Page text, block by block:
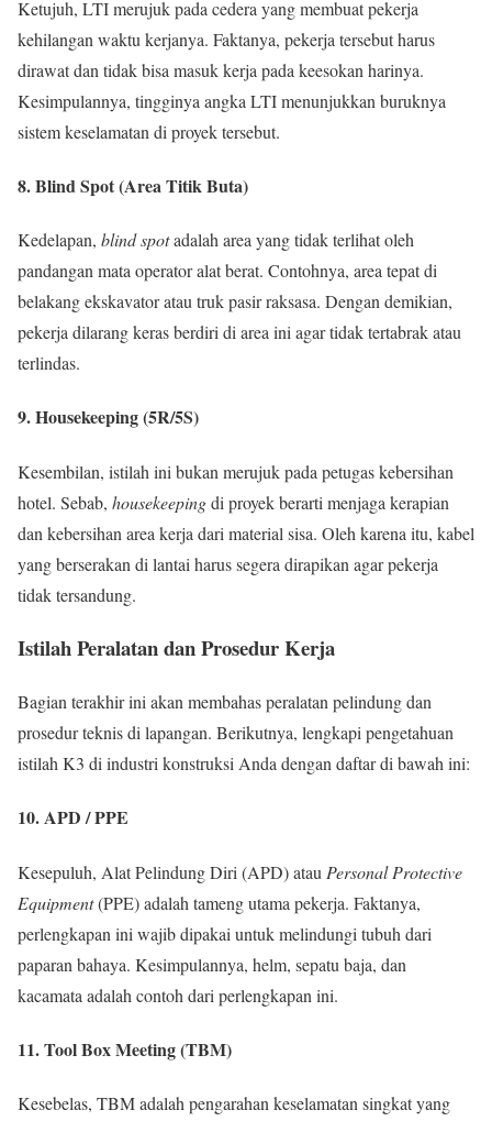
Ketujuh, LTI merujuk pada cedera yang membuat pekerja
kehilangan waktu kerjanya. Faktanya, pekerja tersebut harus
dirawat dan tidak bisa masuk kerja pada keesokan harinya.
Kesimpulannya, tingginya angka LTI menunjukkan buruknya
sistem keselamatan di proyek tersebut.
8. Blind Spot (Area Titik Buta)
Kedelapan, blind spotadalah area yang tidak terlihat oleh
pandangan mata operator alat berat. Contohnya, area tepat di
belakang ekskavator atau truk pasir raksasa. Dengan demikian,
pekerja dilarang keras berdiri di area ini agar tidak tertabrak atau
terlindas.
9. Housekeeping (5R/5S)
Kesembilan, istilah ini bukan merujuk pada petugas kebersihan
hotel. Sebab, housekeepingdi proyek berarti menjaga kerapian
dan kebersihan area kerja dari material sisa. Oleh karena itu, kabel
yang berserakan di lantai harus segera dirapikan agar pekerja
tidak tersandung.
Istilah Peralatan dan Prosedur Kerja
Bagian terakhir ini akan membahas peralatan pelindung dan
prosedur teknis di lapangan. Berikutnya, lengkapi pengetahuan
istilah K3 di industri konstruksi Anda dengan daftar di bawah ini:
10. APD / PPE
Kesepuluh, Alat Pelindung Diri (APD) atau Personal Protective
Equipment(PPE) adalah tameng utama pekerja. Faktanya,
perlengkapan ini wajib dipakai untuk melindungi tubuh dari
paparan bahaya. Kesimpulannya, helm, sepatu baja, dan
kacamata adalah contoh dari perlengkapan ini.
11. Tool Box Meeting (TBM)
Kesebelas, TBM adalah pengarahan keselamatan singkat yang